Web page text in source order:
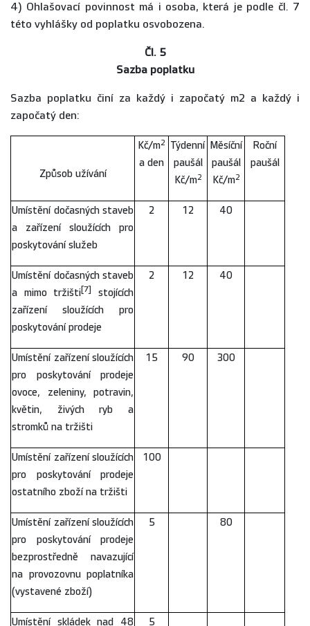
4) Ohlašovací povinnost má i osoba, která je podle čl. 7
této vyhlášky od poplatku osvobozena.
Čl. 5
Sazba poplatku
Sazba poplatku činí za každý i započatý m2 a každý i
započatý den:
Způsob užívání
Kč/m2
a den
Týdenní
paušál
Kč/m2
Měsíční
paušál
Kč/m2
Roční
paušál
Umístění dočasných staveb
a zařízení sloužících pro
poskytování služeb
2 12 40
Umístění dočasných staveb
a mimo tržišti[7]
stojících
zařízení sloužících pro
poskytování prodeje
2 12 40
Umístění zařízení sloužících
pro poskytování prodeje
ovoce, zeleniny, potravin,
květin, živých ryb a
stromků na tržišti
15 90 300
Umístění zařízení sloužících
pro poskytování prodeje
ostatního zboží na tržišti
100
Umístění zařízení sloužících
pro poskytování prodeje
bezprostředně navazující
na provozovnu poplatníka
(vystavené zboží)
5 80
Umístění skládek nad 48 5